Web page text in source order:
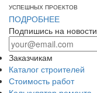
УСПЕШНЫХ ПРОЕКТОВ
ПОДРОБНЕЕ
Подпишись на новости
Заказчикам
Каталог строителей
Стоимость работ